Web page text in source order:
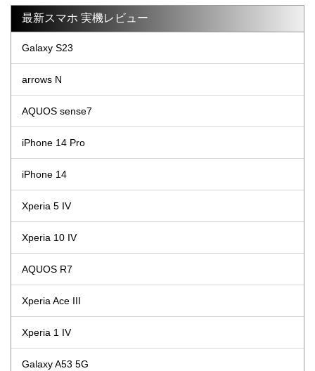
最新スマホ 実機レビュー
Galaxy S23
arrows N
AQUOS sense7
iPhone 14 Pro
iPhone 14
Xperia 5 IV
Xperia 10 IV
AQUOS R7
Xperia Ace III
Xperia 1 IV
Galaxy A53 5G